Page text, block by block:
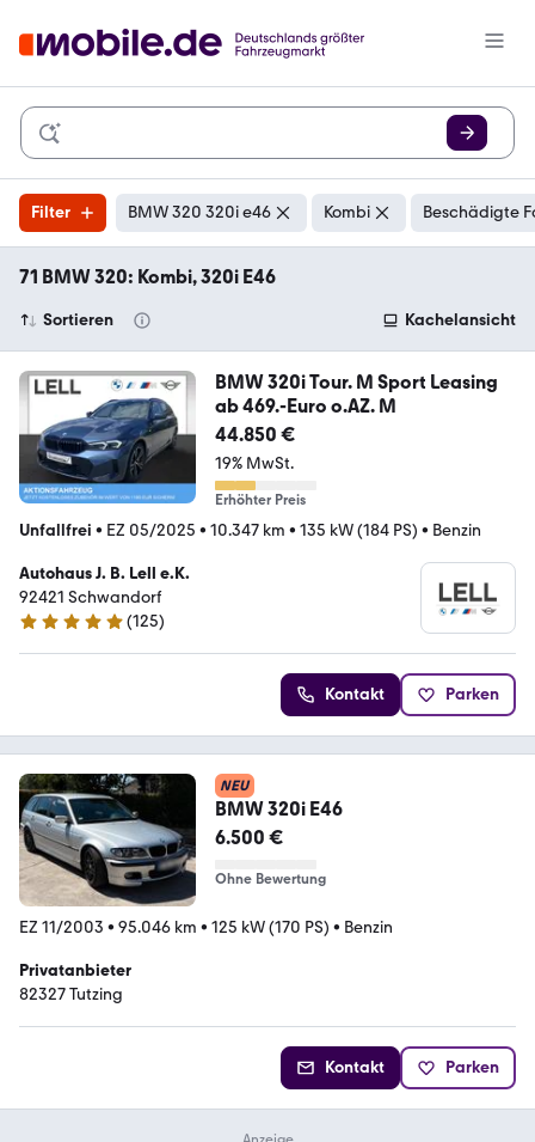
Filter BMW 320 320i e46 Kombi Beschädigte
71 BMW 320: Kombi, 320i E46
Sortieren Kachelansicht
BMW 320i Tour. M Sport Leasing
ab 469.-Euro o.AZ. M
44.850 €
19% MwSt.
Erhöhter Preis
Unfallfrei • EZ 05/2025 • 10.347 km • 135 kW (184 PS) • Benzin
Autohaus J. B. Lell e.K.
92421 Schwandorf
4.8 Sterne
(125)
Kontakt Parken
NEU
BMW 320i E46
6.500 €
Ohne Bewertung
EZ 11/2003 • 95.046 km • 125 kW (170 PS) • Benzin
Privatanbieter
82327 Tutzing
Kontakt Parken